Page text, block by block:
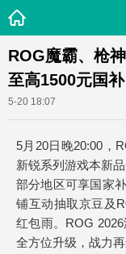
ROG魔霸、枪
至高1500元国补
5-20 18:07
5月20日晚20:00，
新锐系列游戏本新
部分地区可享国家
铺互动抽取京豆及
红包雨。ROG
全方位升级，战力